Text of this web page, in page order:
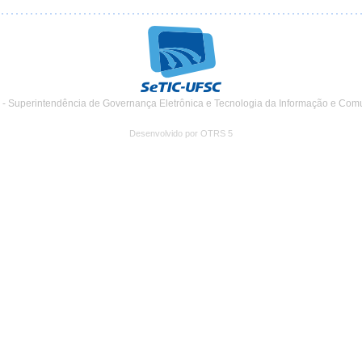
Superintendência de Governança Eletrônica e Tecnologia da Informação e
Desenvolvido por OTRS 5